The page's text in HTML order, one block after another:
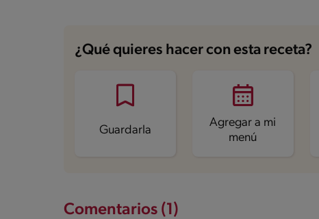
Energía
245.3 kcal
Grasas 10.2 g
Azúcares
¿Qué quieres hacer con esta receta?
Guardarla
Agregar a mi
menú
Comentarios (1)